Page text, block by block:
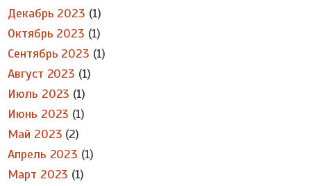
Декабрь 2023 (1)
Октябрь 2023 (1)
Сентябрь 2023 (1)
Август 2023 (1)
Июль 2023 (1)
Июнь 2023 (1)
Май 2023 (2)
Апрель 2023 (1)
Март 2023 (1)